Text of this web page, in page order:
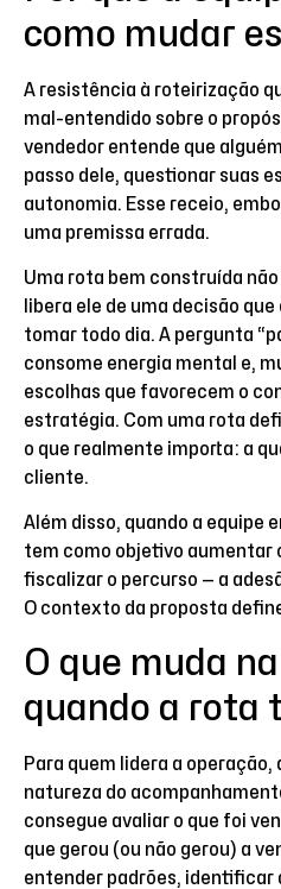
como mudar
A resistência à roteirização
mal-entendido sobre o
vendedor entende que
passo dele, questionar suas
autonomia. Esse receio,
uma premissa errada.
Uma rota bem construída
libera ele de uma decisão
tomar todo dia. A pergunta
consome energia mental e,
escolhas que favorecem o
estratégia. Com uma rota
o que realmente importa: a
cliente.
Além disso, quando a equipe
tem como objetivo aumentar
fiscalizar o percurso — a
O contexto da proposta
O que muda
quando a rota
Para quem lidera a
natureza do
consegue avaliar o que foi
que gerou (ou não gerou) a
entender padrões, identificar